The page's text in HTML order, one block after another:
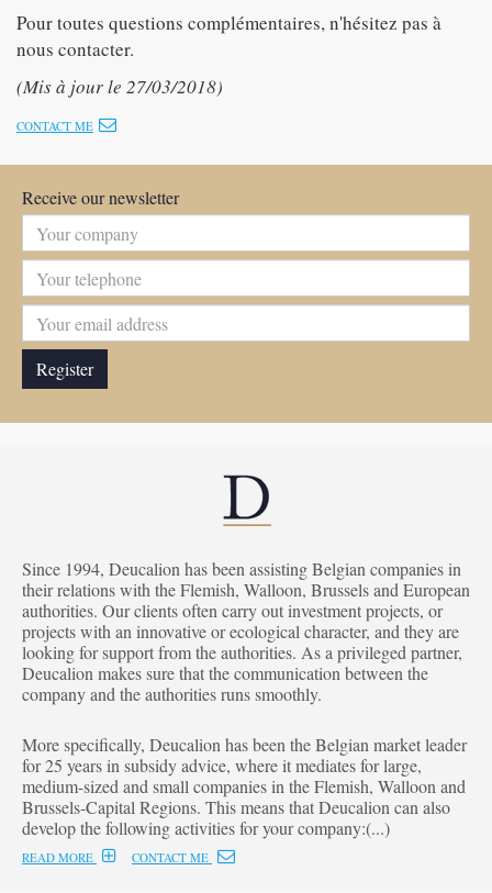
Pour toutes questions complémentaires, n'hésitez pas à
nous contacter.
(Mis à jour le 27/03/2018)
CONTACT ME
Receive our newsletter
Since 1994, Deucalion has been assisting Belgian companies in
their relations with the Flemish, Walloon, Brussels and European
authorities. Our clients often carry out investment projects, or
projects with an innovative or ecological character, and they are
looking for support from the authorities. As a privileged partner,
Deucalion makes sure that the communication between the
company and the authorities runs smoothly.
More specifically, Deucalion has been the Belgian market leader
for 25 years in subsidy advice, where it mediates for large,
medium-sized and small companies in the Flemish, Walloon and
Brussels-Capital Regions. This means that Deucalion can also
develop the following activities for your company:(...)
READ MORE CONTACT ME